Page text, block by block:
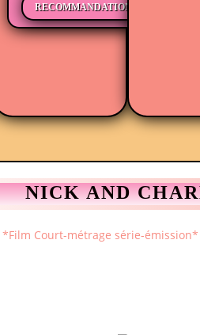
RECOMMANDATIONS LECTURE
NICK AND
*Film Court-métrage série-émission*